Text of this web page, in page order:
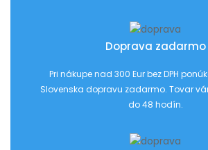
Doprava zadarmo
Pri nákupe nad 300 Eur bez DPH
Slovenska dopravu zadarmo. Tovar
do 48 hodín.